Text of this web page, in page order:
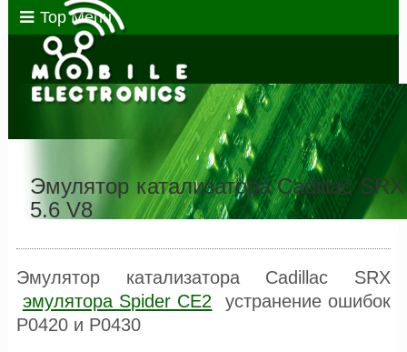
Top Menu
Эмулятор катализатора Cadillac SRX
5.6 V8
Эмулятор катализатора Cadillac SRX
эмулятора Spider CE2 устранение ошибок
P0420 и P0430